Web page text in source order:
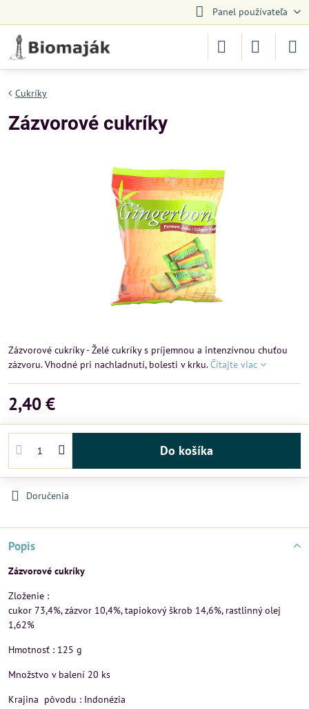
Panel používateľa
Cukríky
Zázvorové cukríky
Zázvorové cukríky - Želé cukríky s príjemnou a intenzívnou chuťou
zázvoru. Vhodné pri nachladnutí, bolesti v krku.Čítajte viac
2,40 €
Do košíka
Doručenia
Popis
Zázvorové cukríky
Zloženie :
cukor 73,4%, zázvor 10,4%, tapiokový škrob 14,6%, rastlinný olej
1,62%
Hmotnosť : 125 g
Množstvo v balení 20 ks
Krajina pôvodu : Indonézia